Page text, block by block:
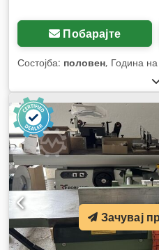
Побарајте
Состојба: половен, Година
Зачувај